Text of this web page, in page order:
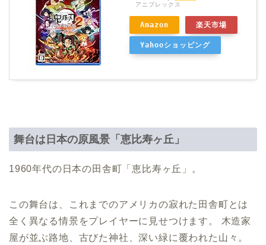
アニプレックス
Amazon 楽天市場
Yahooショッピング
舞台は日本の原風景「恵比寿ヶ丘」
1960年代の日本の田舎町「恵比寿ヶ丘」。
この舞台は、これまでのアメリカの寂れた田舎町とは
全く異なる情景をプレイヤーに見せつけます。 木造家
屋が並ぶ路地、古びた神社、深い緑に覆われた山々。